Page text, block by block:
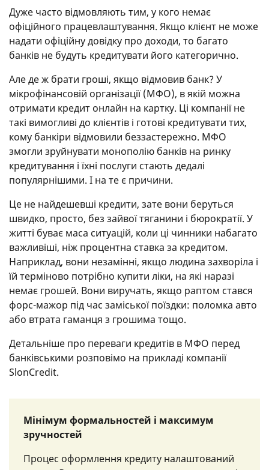
Дуже часто відмовляють тим, у кого немає
офіційного працевлаштування. Якщо клієнт не може
надати офіційну довідку про доходи, то багато
банків не будуть кредитувати його категорично.
Але де ж брати гроші, якщо відмовив банк? У
мікрофінансовій організації (МФО), в якій можна
отримати кредит онлайн на картку. Ці компанії не
такі вимогливі до клієнтів і готові кредитувати тих,
кому банкіри відмовили беззастережно. МФО
змогли зруйнувати монополію банків на ринку
кредитування і їхні послуги стають дедалі
популярнішими. І на те є причини.
Це не найдешевші кредити, зате вони беруться
швидко, просто, без зайвої тяганини і бюрократії. У
житті буває маса ситуацій, коли ці чинники набагато
важливіші, ніж процентна ставка за кредитом.
Наприклад, вони незамінні, якщо людина захворіла і
їй терміново потрібно купити ліки, на які наразі
немає грошей. Вони виручать, якщо раптом стався
форс-мажор під час заміської поїздки: поломка авто
або втрата гаманця з грошима тощо.
Детальніше про переваги кредитів в МФО перед
банківськими розповімо на прикладі компанії
SlonCredit.
Мінімум формальностей і максимум
зручностей
Процес оформлення кредиту налаштований